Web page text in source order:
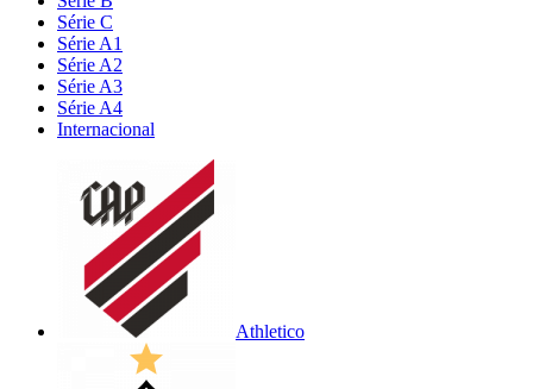
Série C
Série A1
Série A2
Série A3
Série A4
Internacional
Athletico